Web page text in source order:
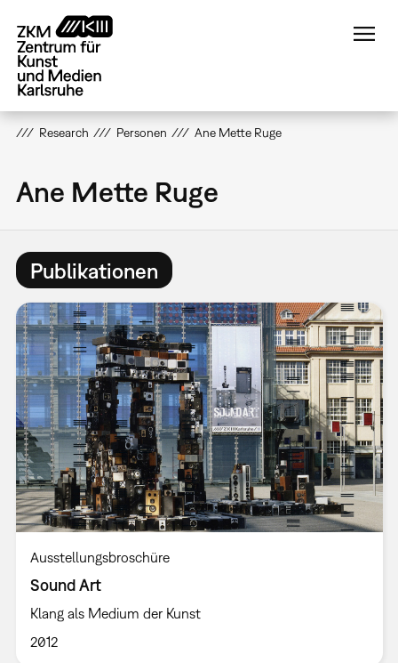
zum
Inhalt
Research Personen Ane Mette Ruge
Ane Mette Ruge
Publikationen
Ausstellungsbroschüre
Sound Art
Klang als Medium der Kunst
2012